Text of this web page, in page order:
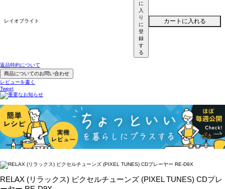
レイオブライト
に
入
り
に
登
録
す
る
カートに入れる
返品特約について
商品についてのお問い合わせ
レビューを書く
Tweet
RELAX (リラックス) ピクセルチューンズ (PIXEL TUNES) CDプレ